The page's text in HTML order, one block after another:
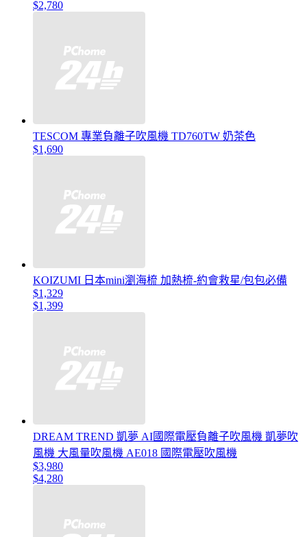
$2,780
TESCOM 專業負離子吹風機 TD760TW 奶茶色
$1,690
KOIZUMI 日本mini瀏海梳 加熱梳-約會救星/包包必備
$1,329
$1,399
DREAM TREND 凱夢 AI國際電壓負離子吹風機 凱夢吹
風機 大風量吹風機 AE018 國際電壓吹風機
$3,980
$4,280